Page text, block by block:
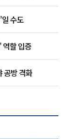
수도
역할 입증
공방 격화